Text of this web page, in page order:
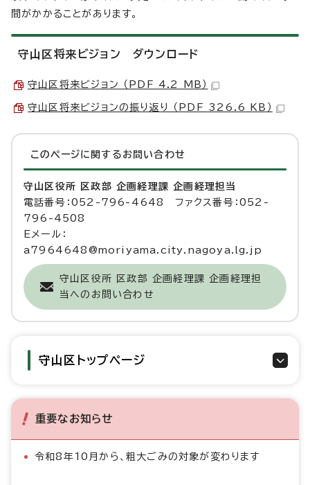
間がかかることがあります。
守山区将来ビジョン ダウンロード
守山区将来ビジョン （PDF 4.2 MB）
守山区将来ビジョンの振り返り （PDF 326.6 KB）
このページに関する お問い合わせ
守山区役所 区政部 企画経理課 企画経理担当
電話番号：052-796-4648 ファクス番号：052-
796-4508
Eメール：
a7964648@moriyama.city.nagoya.lg.jp
守山区役所 区政部 企画経理課 企画経理担
当へのお問い合わせ
守山区トップページ
重要なお知らせ
令和8年10月から、粗大ごみの対象が変わります